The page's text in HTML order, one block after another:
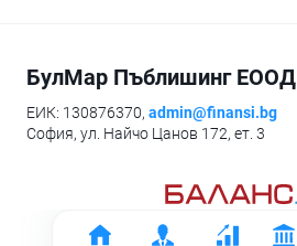
БулМар Пъблишинг ЕООД
ЕИК: 130876370, admin@finansi.bg
София, ул. Найчо Цанов 172, ет. 3